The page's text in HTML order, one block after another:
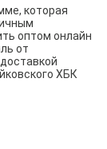
которая
оптом онлайн
от
ХБК